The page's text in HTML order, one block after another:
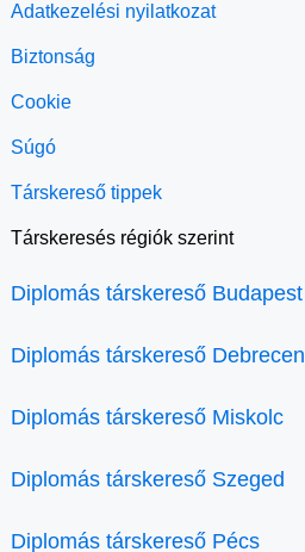
Adatkezelési nyilatkozat
Biztonság
Cookie
Súgó
Társkereső tippek
Társkeresés régiók szerint
Diplomás társkereső Budapest
Diplomás társkereső Debrecen
Diplomás társkereső Miskolc
Diplomás társkereső Szeged
Diplomás társkereső Pécs